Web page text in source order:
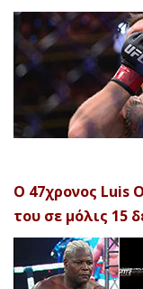
Ο 47χρονος Luis
του σε μόλις 15